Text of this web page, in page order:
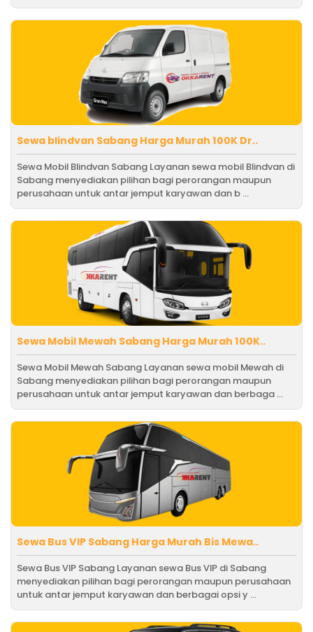
Sewa blindvan Sabang Harga Murah 100K Dr..
Sewa Mobil Blindvan Sabang Layanan sewa mobil Blindvan di
Sabang menyediakan pilihan bagi perorangan maupun
perusahaan untuk antar jemput karyawan dan b ...
Sewa Mobil Mewah Sabang Harga Murah 100K..
Sewa Mobil Mewah Sabang Layanan sewa mobil Mewah di
Sabang menyediakan pilihan bagi perorangan maupun
perusahaan untuk antar jemput karyawan dan berbaga ...
Sewa Bus VIP Sabang Harga Murah Bis Mewa..
Sewa Bus VIP Sabang Layanan sewa Bus VIP di Sabang
menyediakan pilihan bagi perorangan maupun perusahaan
untuk antar jemput karyawan dan berbagai opsi y ...